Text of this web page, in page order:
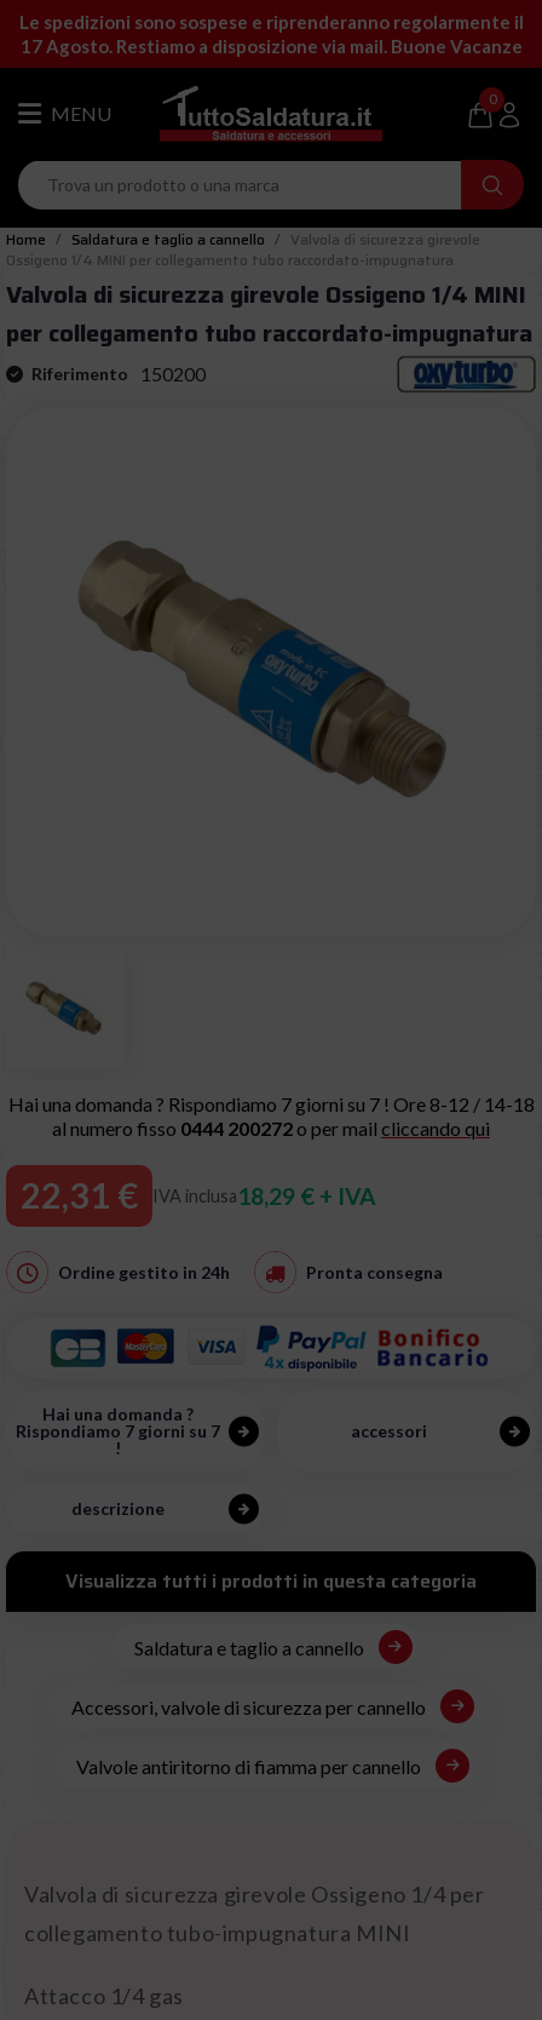
Le spedizioni sono sospese e riprenderanno regolarmente il
17 Agosto. Restiamo a disposizione via mail. Buone Vacanze
0
Home Saldatura e taglio a cannello
Valvola di sicurezza girevole
Ossigeno 1/4 MINI per collegamento tubo raccordato-impugnatura
Valvola di sicurezza girevole Ossigeno 1/4 MINI
per collegamento tubo raccordato-impugnatura
Riferimento 150200
Hai una domanda ? Rispondiamo 7 giorni su 7 ! Ore 8-12 / 14-18
al numero fisso 0444 200272 o per mail cliccando qui
22,31 € IVA inclusa18,29 € + IVA
Ordine gestito in 24h Pronta consegna
Hai una domanda ?
Rispondiamo 7 giorni su 7
!
accessori
descrizione
Visualizza tutti i prodotti in questa categoria
Saldatura e taglio a cannello
Accessori, valvole di sicurezza per cannello
Valvole antiritorno di fiamma per cannello
Valvola di sicurezza girevole Ossigeno 1/4 per
collegamento tubo-impugnatura MINI
Attacco 1/4 gas